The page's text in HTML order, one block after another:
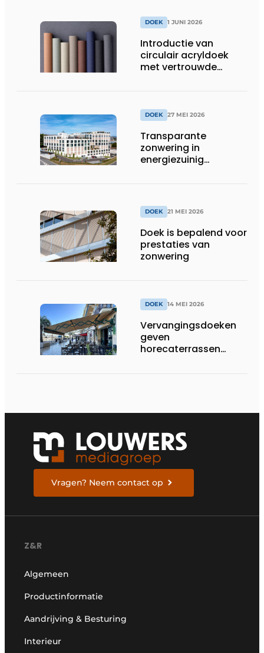
DOEK 1 JUNI 2026
Introductie van
circulair acryldoek
met vertrouwde
DOEK 27 MEI 2026
Transparante
zonwering in
energiezuinig
DOEK 21 MEI 2026
Doek is bepalend voor
prestaties van
zonwering
DOEK 14 MEI 2026
Vervangingsdoeken
geven
horecaterrassen
Vragen? Neem contact op
Z&R
Algemeen
Productinformatie
Aandrijving & Besturing
Interieur